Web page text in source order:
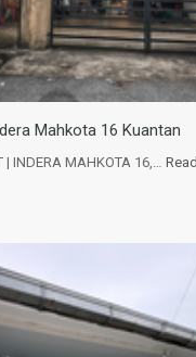
Mahkota 16 Kuantan
| INDERA MAHKOTA 16,…